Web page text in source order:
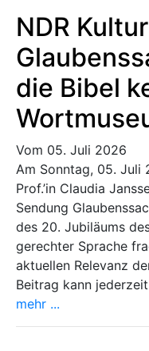
NDR Kultur
die Bibel
Vom 05. Juli 2026
Am Sonntag, 05. Juli
Prof.’in Claudia
Sendung
des 20. Jubiläums
gerechter Sprache
aktuellen Relevanz
Beitrag kann
mehr ...